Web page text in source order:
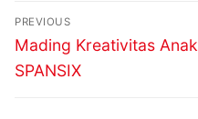
Navigasi
pos
PREVIOUS
Previous
post:
Mading Kreativitas Anak
SPANSIX